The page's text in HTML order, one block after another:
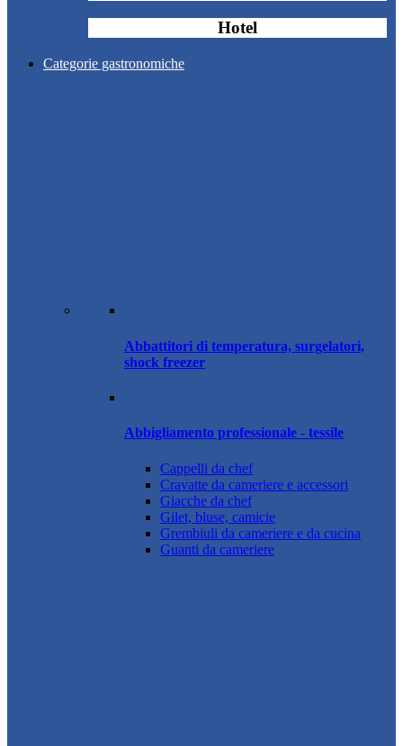
Hotel
Categorie gastronomiche
Abbattitori di temperatura, surgelatori,
shock freezer
Abbigliamento professionale - tessile
Cappelli da chef
Cravatte da cameriere e accessori
Giacche da chef
Gilet, bluse, camicie
Grembiuli da cameriere e da cucina
Guanti da cameriere